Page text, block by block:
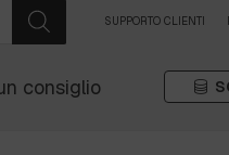
SUPPORTO CLIENTI
consiglio